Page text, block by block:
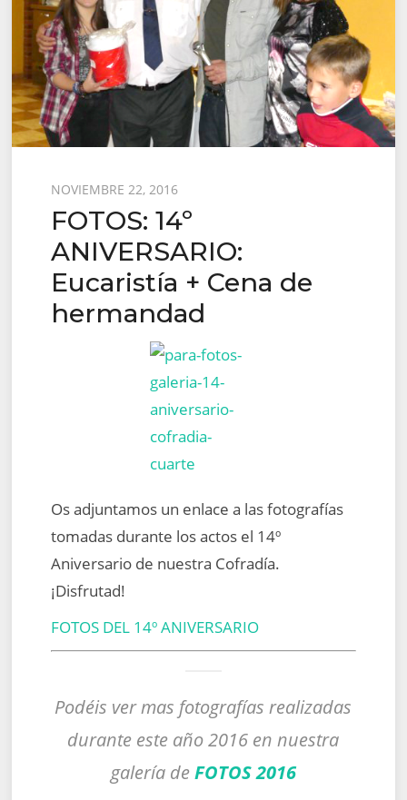
Posted
on
NOVIEMBRE 22, 2016
FOTOS: 14º
ANIVERSARIO:
Eucaristía + Cena de
hermandad
Os adjuntamos un enlace a las fotografías
tomadas durante los actos el 14º
Aniversario de nuestra Cofradía.
¡Disfrutad!
FOTOS DEL 14º ANIVERSARIO
Podéis ver mas fotografías realizadas
durante este año 2016 en nuestra
galería deFOTOS 2016